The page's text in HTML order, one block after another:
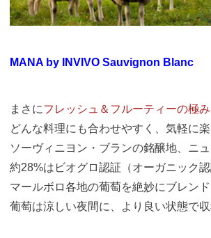
MANA by INVIVO Sauvignon Blanc
まさにフレッシュ＆フルーティーの極み
どんな料理にも合わせやすく、気軽に楽
ソーヴィニヨン・ブランの銘醸地、ニ
約28%はビオグロ認証（オーガニック
マールボロ各地の葡萄を絶妙にブレン
葡萄は涼しい夜間に、より良い状態で収